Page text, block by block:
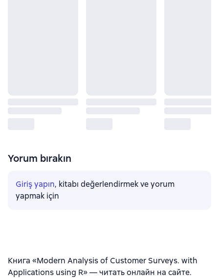
Yorum bırakın
Giriş yapın, kitabı değerlendirmek ve yorum
yapmak için
Книга «Modern Analysis of Customer Surveys. with
Applications using R» — читать онлайн на сайте.